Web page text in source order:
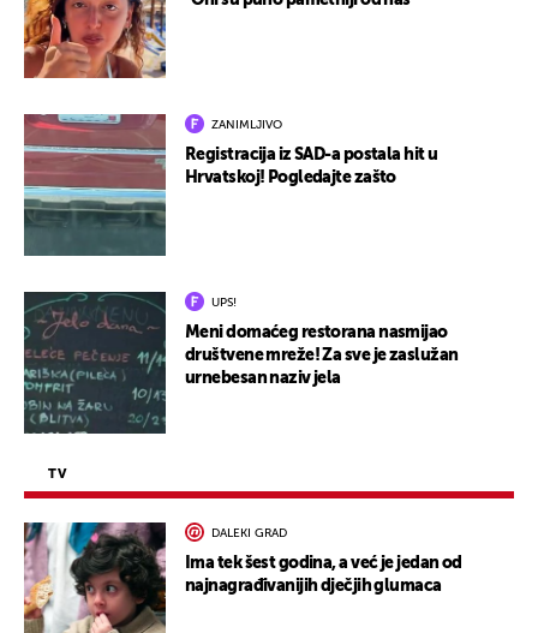
ZANIMLJIVO
Registracija iz SAD-a postala hit u
Hrvatskoj! Pogledajte zašto
UPS!
Meni domaćeg restorana nasmijao
društvene mreže! Za sve je zaslužan
urnebesan naziv jela
TV
DALEKI GRAD
Ima tek šest godina, a već je jedan od
najnagrađivanijih dječjih glumaca